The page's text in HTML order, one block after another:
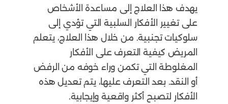
يهدف هذا العلاج إلى مساعدة الأشخاص
على تغيير الأفكار السلبية التي تؤدي إلى
سلوكيات تجنبية. من خلال هذا العلاج، يتعلم
المريض كيفية التعرف على الأفكار
المغلوطة التي تكمن وراء خوفه من الرفض
أو النقد. بعد التعرف عليها، يتم تعديل هذه
الأفكار لتصبح أكثر واقعية وإيجابية.